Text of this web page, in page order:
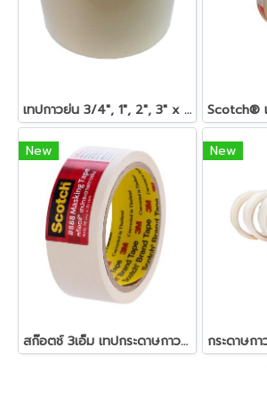
เทปกาวย่น 3/4″, 1″, 2″, 3″ x 20 หลา ARROW
New
สก๊อตช์ 3เอ็ม เทปกระดาษกาวย่น 1.5" 36 มม.x 20 หลา
New